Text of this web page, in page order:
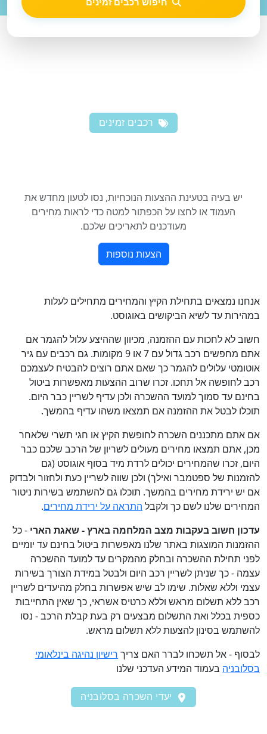
רכבים זמינים
אנחנו נמצאים בתחילת הקיץ והמחירים מתחילים לעלות
במהירות עד לשיא הביקושים באוגוסט.
חשוב לא לחכות עם ההזמנה, מכיוון שההיצע עלול להגמר אם
אתם מחפשים רכב גדול עם 7 או 9 מקומות. גם רכבים עם גיר
אוטומטי עלולים להגמר כך שאם אתם רוצים להבטיח לעצמכם
רכב לחופשה אל תחכו. זכרו שרוב ההצעות מאפשרות ביטול
בחינם עד סמוך למועד ההשכרה ולכן עדיף לשריין כבר היום.
תוכלו לבטל את ההזמנה אם תמצאו משהו עדיף בהמשך.
אם אתם מתכננים השכרה לחופשת הקיץ או חגי תשרי שלאחר
מכן, אתם תמצאו מחירים מעולים לשריון של הרכב שלכם כבר
היום, זכרו שהמחירים יכולים לרדת מיד בסוף אוגוסט (גם
להזמנות של ספטמבר ואילך) ולכן שווה לשריין כעת ולחזור ולבדוק
אם יש ירידת מחירים בהמשך. תוכלו גם להשתמש בשירות ניטור
המחירים שלנו לשם כך ולקבל התראה על ירידת מחירים.
עדכון חשוב בעקבות מצב המלחמה בארץ - שאגת הארי - כל
ההזמנות המוצגות באתר שלנו מאפשרות ביטול בחינם עד יומיים
לפני תחילת ההשכרה ובחלק מהמקרים עד למועד ההשכרה
עצמה - כך שניתן לשריין רכב היום ולבטל במידת הצורך בשירות
עצמי וללא שאלות. שימו לב שיש אפשרות בחלק מהיעדים לשריין
רכב ללא תשלום מראש וללא כרטיס אשראי, כך שאין התחייבות
כספית בכלל ואת התשלום מבצעים רק בעת קבלת הרכב - נסו
להשתמש בסינון להצעות ללא תשלום מראש.
לבסוף - אל תשכחו לברר האם צריך רישיון נהיגה בינלאומי
בסלובניה בעמוד המידע העדכני שלנו
יעדי השכרה בסלובניה